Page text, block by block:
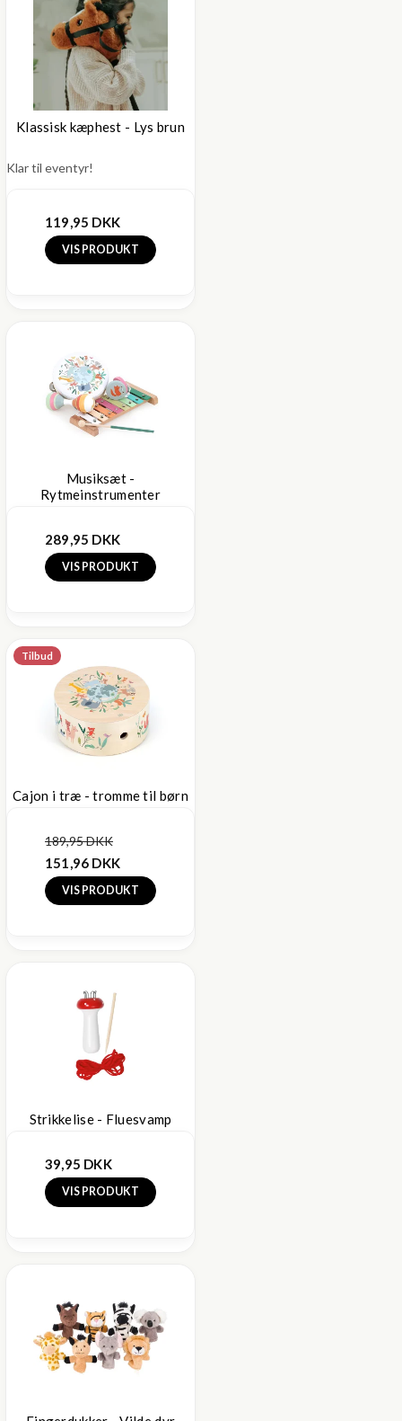
Klassisk kæphest - Lys brun
Klar til eventyr!
119,95 DKK
VIS PRODUKT
Musiksæt -
Rytmeinstrumenter
289,95 DKK
VIS PRODUKT
Tilbud
Cajon i træ - tromme til børn
189,95 DKK
151,96 DKK
VIS PRODUKT
Strikkelise - Fluesvamp
39,95 DKK
VIS PRODUKT